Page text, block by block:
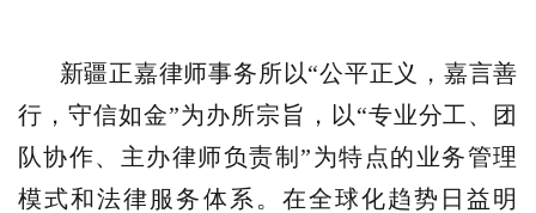
新疆正嘉律师事务所以“公平正义，嘉言善
行，守信如金”为办所宗旨，以“专业分工、团
队协作、主办律师负责制”为特点的业务管理
模式和法律服务体系。在全球化趋势日益明